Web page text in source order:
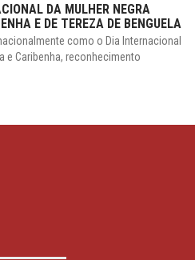
DA MULHER NEGRA
E DE TEREZA DE BENGUELA
como o Dia Internacional
e Caribenha, reconhecimento